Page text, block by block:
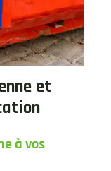
et
à vos